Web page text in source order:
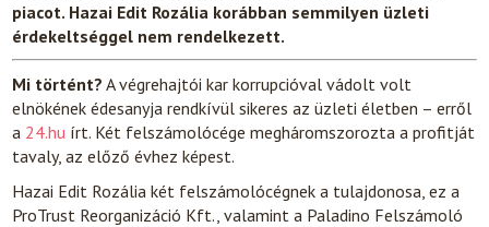
piacot. Hazai Edit Rozália korábban semmilyen üzleti
érdekeltséggel nem rendelkezett.
Mi történt? A végrehajtói kar korrupcióval vádolt volt
elnökének édesanyja rendkívül sikeres az üzleti életben – erről
a 24.hu írt. Két felszámolócége megháromszorozta a profitját
tavaly, az előző évhez képest.
Hazai Edit Rozália két felszámolócégnek a tulajdonosa, ez a
ProTrust Reorganizáció Kft., valamint a Paladino Felszámoló